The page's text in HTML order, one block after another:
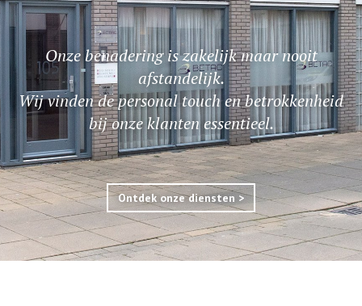
Onze benadering is zakelijk maar nooit
afstandelijk.
Wij vinden de personal touch en betrokkenheid
bij onze klanten essentieel.
Ontdek onze diensten >